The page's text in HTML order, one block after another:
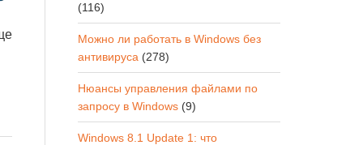
(116)
Можно ли работать в Windows без
антивируса (278)
Нюансы управления файлами по
запросу в Windows (9)
Windows 8.1 Update 1: что